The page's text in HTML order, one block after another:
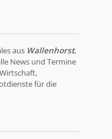
aus Wallenhorst,
News und Termine
für die